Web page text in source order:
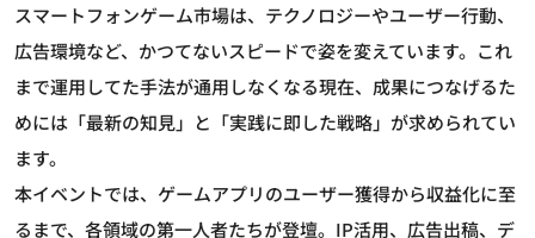
スマートフォンゲーム市場は、テクノロジーやユーザー行動、
広告環境など、かつてないスピードで姿を変えています。これ
まで運用してた手法が通用しなくなる現在、成果につなげるた
めには「最新の知見」と「実践に即した戦略」が求められてい
ます。
本イベントでは、ゲームアプリのユーザー獲得から収益化に至
るまで、各領域の第一人者たちが登壇。IP活用、広告出稿、デ